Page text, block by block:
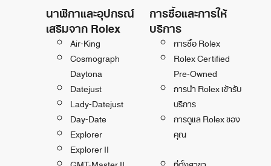
นาฬิกาและอุปกรณ์
เสริมจาก Rolex
Air-King
Cosmograph
Daytona
Datejust
Lady-Datejust
Day-Date
Explorer
Explorer II
GMT-Master II
การซื้อและการให้
บริการ
การซื้อ Rolex
Rolex Certified
Pre-Owned
การนำ Rolex เข้ารับ
บริการ
การดูแล Rolex ของ
คุณ
ที่ตั้งสาขา